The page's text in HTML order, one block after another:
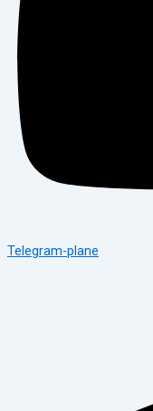
Telegram-plane